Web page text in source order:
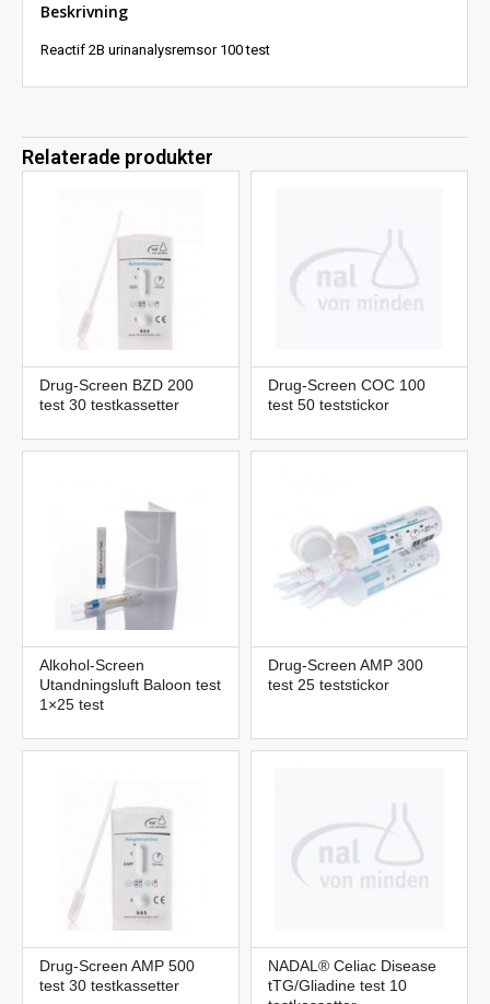
Beskrivning
Reactif 2B urinanalysremsor 100 test
Relaterade produkter
Drug-Screen BZD 200
test 30 testkassetter
Drug-Screen COC 100
test 50 teststickor
Alkohol-Screen
Utandningsluft Baloon test
1×25 test
Drug-Screen AMP 300
test 25 teststickor
Drug-Screen AMP 500
test 30 testkassetter
NADAL® Celiac Disease
tTG/Gliadine test 10